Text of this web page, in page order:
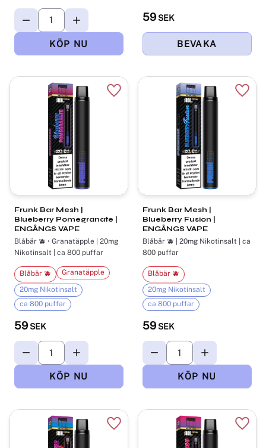
59 SEK
Frunk Bar Mesh |
Blueberry Pomegranate |
ENGÅNGS VAPE
Blåbär 🫐 • Granatäpple | 20mg
Nikotinsalt | ca 800 puffar
59 SEK
Blåbär 🫐 Granatäpple
20mg Nikotinsalt
ca 800 puffar
Lägg till i favoriter
Frunk Bar Mesh |
Blueberry Fusion |
ENGÅNGS VAPE
Blåbär 🫐 | 20mg Nikotinsalt | ca
800 puffar
59 SEK
Blåbär 🫐
20mg Nikotinsalt
ca 800 puffar
Lägg till i favoriter